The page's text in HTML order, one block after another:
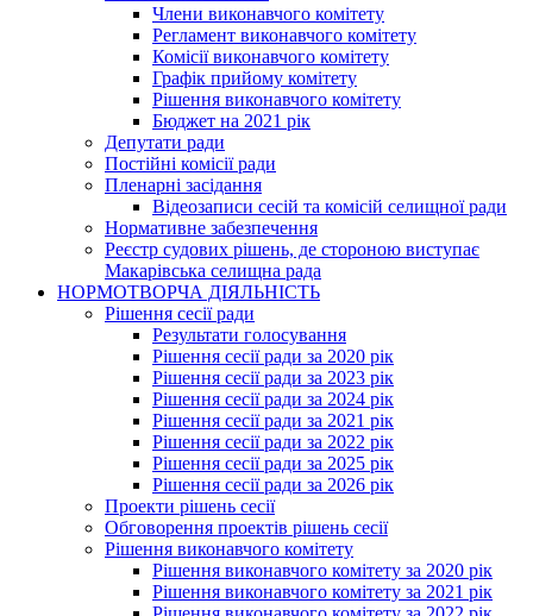
Члени виконавчого комітету
Регламент виконавчого комітету
Комісії виконавчого комітету
Графік прийому комітету
Рішення виконавчого комітету
Бюджет на 2021 рік
Депутати ради
Постійні комісії ради
Пленарні засідання
Відеозаписи сесій та комісій селищної ради
Нормативне забезпечення
Реєстр судових рішень, де стороною виступає
Макарівська селищна рада
НОРМОТВОРЧА ДІЯЛЬНІСТЬ
Рішення сесії ради
Результати голосування
Рішення сесії ради за 2020 рік
Рішення сесії ради за 2023 рік
Рішення сесії ради за 2024 рік
Рішення сесії ради за 2021 рік
Рішення сесії ради за 2022 рік
Рішення сесії ради за 2025 рік
Рішення сесії ради за 2026 рік
Проекти рішень сесії
Обговорення проектів рішень сесії
Рішення виконавчого комітету
Рішення виконавчого комітету за 2020 рік
Рішення виконавчого комітету за 2021 рік